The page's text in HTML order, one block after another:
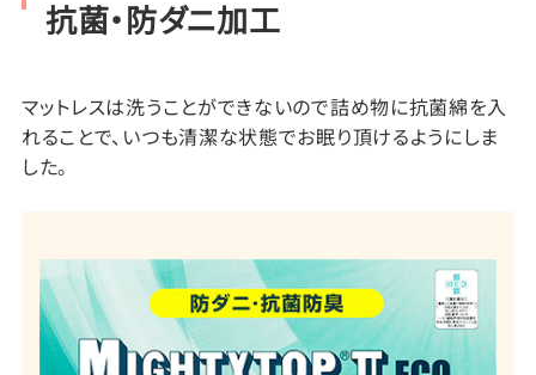
抗菌・防ダニ加工
マットレスは洗うことができないので詰め物に抗菌綿を入
れることで、いつも清潔な状態でお眠り頂けるようにしま
した。